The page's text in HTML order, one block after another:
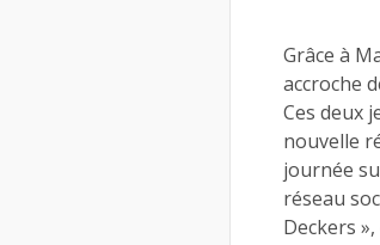
Grâce à
accroche
Ces deux
nouvelle
journée
réseau
Deckers